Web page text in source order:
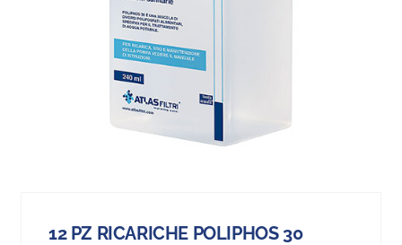
12 PZ RICARICHE POLIPHOS 30